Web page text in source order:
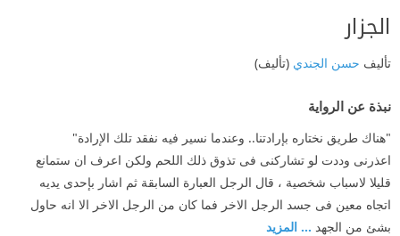
الجزار
تأليف حسن الجندي (تأليف)
نبذة عن الرواية
"هناك طريق نختاره بإرادتنا.. وعندما نسير فيه نفقد تلك الإرادة"
اعذرنى وددت لو تشاركنى فى تذوق ذلك اللحم ولكن اعرف ان ستمانع
قليلا لاسباب شخصية ، قال الرجل العبارة السابقة ثم اشار بإحدى يديه
اتجاه معين فى جسد الرجل الاخر فما كان من الرجل الاخر الا انه حاول
بشئ من الجهد ... المزيد